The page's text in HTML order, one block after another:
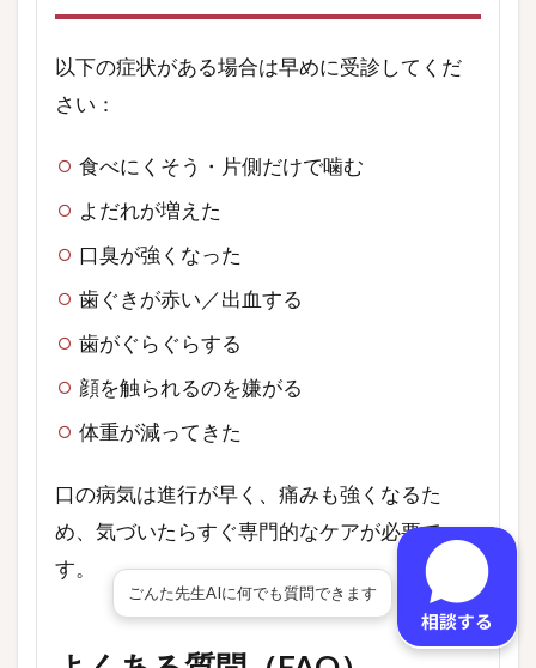
以下の症状がある場合は早めに受診してくだ
さい：
食べにくそう・片側だけで噛む
よだれが増えた
口臭が強くなった
歯ぐきが赤い／出血する
歯がぐらぐらする
顔を触られるのを嫌がる
体重が減ってきた
口の病気は進行が早く、痛みも強くなるた
め、気づいたらすぐ専門的なケアが必要で
す。
ごんた先生AIに何でも質問できます